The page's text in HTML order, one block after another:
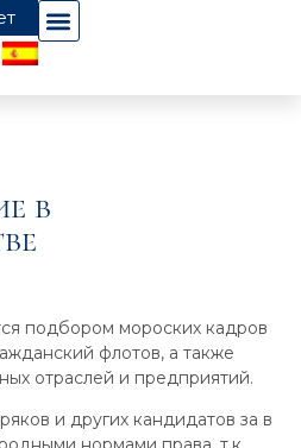
в
подбором мороских кадров
флотов, а также
отраслей и предприятий.
и других кандидатов за в